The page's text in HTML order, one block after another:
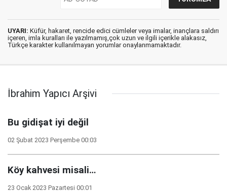
UYARI: Küfür, hakaret, rencide edici cümleler veya imalar, inançlara saldırı
içeren, imla kuralları ile yazılmamış,çok uzun ve ilgili içerikle alakasız,
Türkçe karakter kullanılmayan yorumlar onaylanmamaktadır.
İbrahim Yapıcı Arşivi
Bu gidişat iyi değil
02 Şubat 2023 Perşembe 00:03
Köy kahvesi misali…
23 Ocak 2023 Pazartesi 00:01